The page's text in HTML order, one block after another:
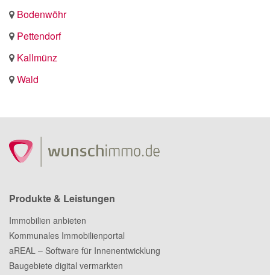
Bodenwöhr
Pettendorf
Kallmünz
Wald
Produkte & Leistungen
Immobilien anbieten
Kommunales Immobilienportal
aREAL – Software für Innenentwicklung
Baugebiete digital vermarkten